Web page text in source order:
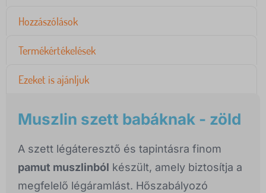
Hozzászólások
Termékértékelések
Ezeket is ajánljuk
Muszlin szett babáknak - zöld
A szett légáteresztő és tapintásra finom
pamut muszlinból készült, amely biztosítja a
megfelelő légáramlást. Hőszabályozó